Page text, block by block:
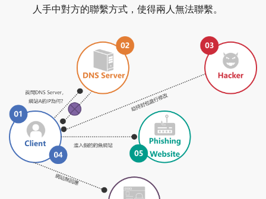
人手中對方的聯繫方式，使得兩人無法聯繫。